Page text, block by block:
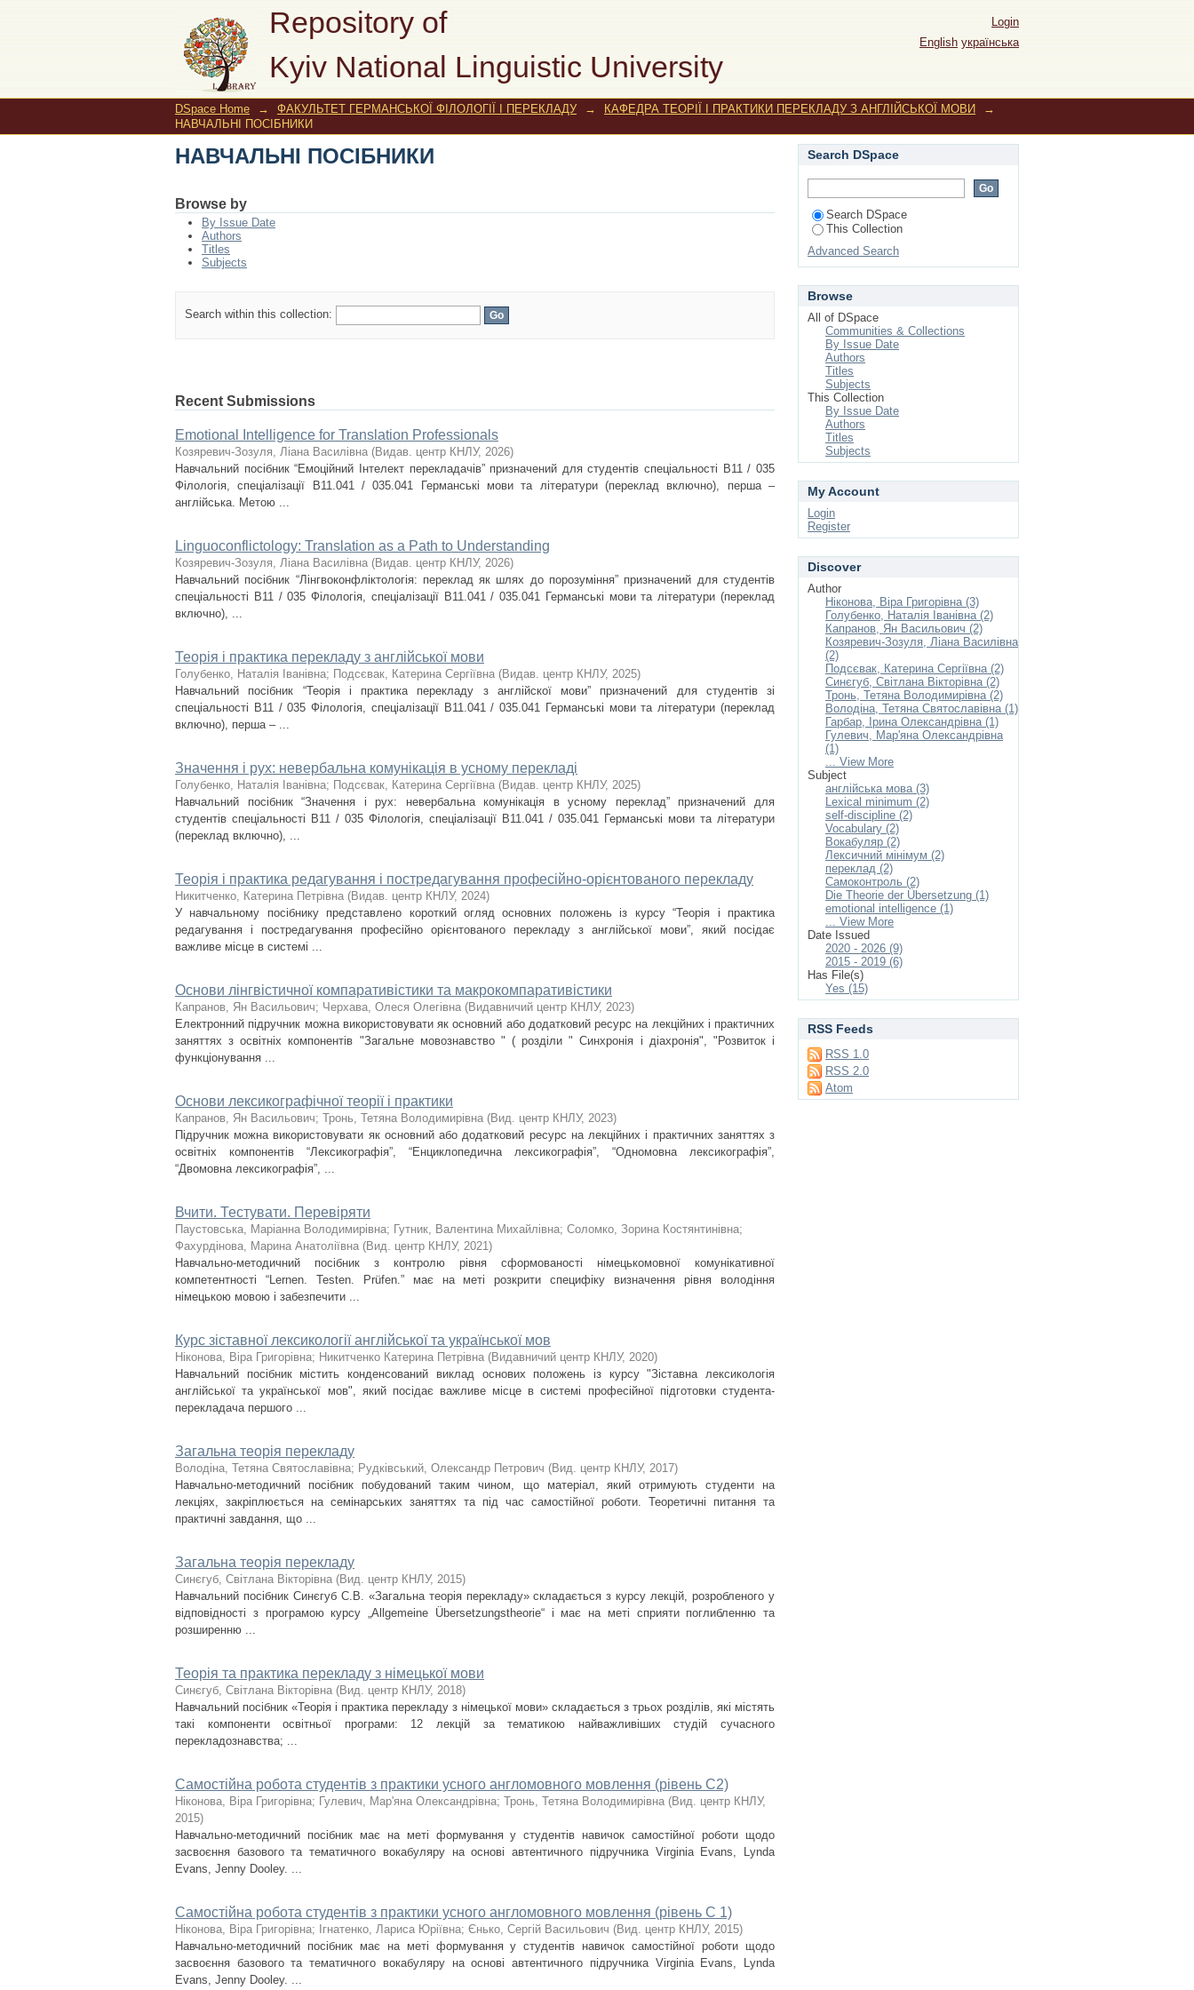
Repository of
Kyiv National Linguistic University
НАВЧАЛЬНІ ПОСІБНИКИ
Login
English українська
DSpace Home → ФАКУЛЬТЕТ ГЕРМАНСЬКОЇ ФІЛОЛОГІЇ І ПЕРЕКЛАДУ → КАФЕДРА ТЕОРІЇ І ПРАКТИКИ ПЕРЕКЛАДУ З АНГЛІЙСЬКОЇ МОВИ
→
НАВЧАЛЬНІ ПОСІБНИКИ
НАВЧАЛЬНІ ПОСІБНИКИ
Browse by
By Issue Date
Authors
Titles
Subjects
Search within this collection:
Recent Submissions
Emotional Intelligence for Translation Professionals
Козяревич-Зозуля, Ліана Василівна (Видав. центр КНЛУ, 2026)
Навчальний посібник “Емоційний Інтелект перекладачів” призначений для студентів спеціальності В11 / 035
Філологія, спеціалізації В11.041 / 035.041 Германські мови та літератури (переклад включно), перша –
англійська. Метою ...
Linguoconflictology: Translation as a Path to Understanding
Козяревич-Зозуля, Ліана Василівна (Видав. центр КНЛУ, 2026)
Навчальний посібник “Лінгвоконфліктологія: переклад як шлях до порозуміння” призначений для студентів
спеціальності В11 / 035 Філологія, спеціалізації В11.041 / 035.041 Германські мови та літератури (переклад
включно), ...
Теорія і практика перекладу з англійської мови
Голубенко, Наталія Іванівна; Подсєвак, Катерина Сергіївна (Видав. центр КНЛУ, 2025)
Навчальний посібник “Теорія і практика перекладу з англійскої мови” призначений для студентів зі
спеціальності В11 / 035 Філологія, спеціалізації В11.041 / 035.041 Германські мови та літератури (переклад
включно), перша – ...
Значення і рух: невербальна комунікація в усному перекладі
Голубенко, Наталія Іванівна; Подсєвак, Катерина Сергіївна (Видав. центр КНЛУ, 2025)
Навчальний посібник “Значення і рух: невербальна комунікація в усному переклад” призначений для
студентів спеціальності В11 / 035 Філологія, спеціалізації В11.041 / 035.041 Германські мови та літератури
(переклад включно), ...
Теорія і практика редагування і постредагування професійно-орієнтованого перекладу
Никитченко, Катерина Петрівна (Видав. центр КНЛУ, 2024)
У навчальному посібнику представлено короткий огляд основних положень із курсу “Теорія і практика
редагування і постредагування професійно орієнтованого перекладу з англійської мови”, який посідає
важливе місце в системі ...
Основи лінгвістичної компаративістики та макрокомпаративістики
Капранов, Ян Васильович; Черхава, Олеся Олегівна (Видавничий центр КНЛУ, 2023)
Електронний підручник можна використовувати як основний або додатковий ресурс на лекційних і практичних
заняттях з освітніх компонентів "Загальне мовознавство " ( розділи " Синхронія і діахронія", "Розвиток і
функціонування ...
Основи лексикографічної теорії і практики
Капранов, Ян Васильович; Тронь, Тетяна Володимирівна (Вид. центр КНЛУ, 2023)
Підручник можна використовувати як основний або додатковий ресурс на лекційних і практичних заняттях з
освітніх компонентів “Лексикографія”, “Енциклопедична лексикографія”, “Одномовна лексикографія”,
“Двомовна лексикографія”, ...
Вчити. Тестувати. Перевіряти
Паустовська, Маріанна Володимирівна; Гутник, Валентина Михайлівна; Соломко, Зорина Костянтинівна;
Фахурдінова, Марина Анатоліївна (Вид. центр КНЛУ, 2021)
Навчально-методичний посібник з контролю рівня сформованості німецькомовної комунікативної
компетентності “Lernen. Testen. Prüfen.” має на меті розкрити специфіку визначення рівня володіння
німецькою мовою і забезпечити ...
Курс зіставної лексикології англійської та української мов
Ніконова, Віра Григорівна; Никитченко Катерина Петрівна (Видавничий центр КНЛУ, 2020)
Навчальний посібник містить конденсований виклад основих положень із курсу "Зіставна лексикологія
англійської та української мов", який посідає важливе місце в системі професійної підготовки студента-
перекладача першого ...
Загальна теорія перекладу
Володіна, Тетяна Святославівна; Рудківський, Олександр Петрович (Вид. центр КНЛУ, 2017)
Навчально-методичний посібник побудований таким чином, що матеріал, який отримують студенти на
лекціях, закріплюється на семінарських заняттях та під час самостійної роботи. Теоретичні питання та
практичні завдання, що ...
Загальна теорія перекладу
Синєгуб, Світлана Вікторівна (Вид. центр КНЛУ, 2015)
Навчальний посібник Синєгуб С.В. «Загальна теорія перекладу» складається з курсу лекцій, розробленого у
відповідності з програмою курсу „Allgemeine Übersetzungstheorie“ і має на меті сприяти поглибленню та
розширенню ...
Теорія та практика перекладу з німецької мови
Синєгуб, Світлана Вікторівна (Вид. центр КНЛУ, 2018)
Навчальний посібник «Теорія і практика перекладу з німецької мови» складається з трьох розділів, які містять
такі компоненти освітньої програми: 12 лекцій за тематикою найважливіших студій сучасного
перекладознавства; ...
Самостійна робота студентів з практики усного англомовного мовлення (рівень С2)
Ніконова, Віра Григорівна; Гулевич, Мар'яна Олександрівна; Тронь, Тетяна Володимирівна (Вид. центр КНЛУ,
2015)
Навчально-методичний посібник має на меті формування у студентів навичок самостійної роботи щодо
засвоєння базового та тематичного вокабуляру на основі автентичного підручника Virginia Evans, Lynda
Evans, Jenny Dooley. ...
Самостійна робота студентів з практики усного англомовного мовлення (рівень С 1)
Ніконова, Віра Григорівна; Ігнатенко, Лариса Юріївна; Єнько, Сергій Васильович (Вид. центр КНЛУ, 2015)
Навчально-методичний посібник має на меті формування у студентів навичок самостійної роботи щодо
засвоєння базового та тематичного вокабуляру на основі автентичного підручника Virginia Evans, Lynda
Evans, Jenny Dooley. ...
Search DSpace
Search DSpace
This Collection
Advanced Search
Browse
All of DSpace
Communities & Collections
By Issue Date
Authors
Titles
Subjects
This Collection
By Issue Date
Authors
Titles
Subjects
My Account
Login
Register
Discover
Author
Ніконова, Віра Григорівна (3)
Голубенко, Наталія Іванівна (2)
Капранов, Ян Васильович (2)
Козяревич-Зозуля, Ліана Василівна
(2)
Подсєвак, Катерина Сергіївна (2)
Синєгуб, Світлана Вікторівна (2)
Тронь, Тетяна Володимирівна (2)
Володіна, Тетяна Святославівна (1)
Гарбар, Ірина Олександрівна (1)
Гулевич, Мар'яна Олександрівна
(1)
... View More
Subject
англійська мова (3)
Lexical minimum (2)
self-discipline (2)
Vocabulary (2)
Вокабуляр (2)
Лексичний мінімум (2)
переклад (2)
Самоконтроль (2)
Die Theorie der Übersetzung (1)
emotional intelligence (1)
... View More
Date Issued
2020 - 2026 (9)
2015 - 2019 (6)
Has File(s)
Yes (15)
RSS Feeds
RSS 1.0
RSS 2.0
Atom